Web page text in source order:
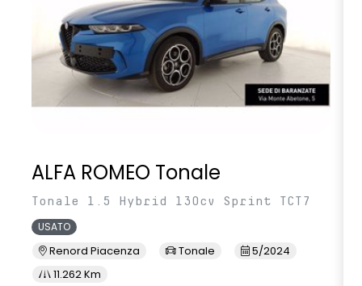
vetri e lunotto posteriori con privacy glass
volante multifunzione in TEP soft touch
volante multifunzione regolabile in altezza e profondità
ALFA ROMEO Tonale
Tonale 1.5 Hybrid 130cv Sprint TCT7
USATO
Renord Piacenza Tonale
5/2024
11.262 Km